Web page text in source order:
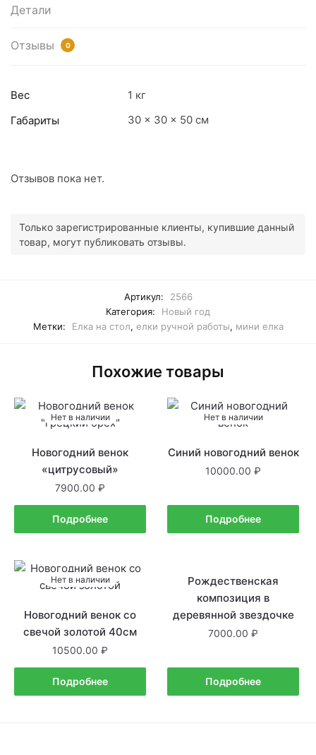
Детали
Отзывы 0
Вес
1 кг
Габариты
30 × 30 × 50 см
Отзывов пока нет.
Только зарегистрированные клиенты, купившие данный
товар, могут публиковать отзывы.
Артикул:
2566
Категория:
Новый год
Метки:
Елка на стол, елки ручной работы, мини елка
Похожие товары
Нет в наличии
Новогодний венок
«цитрусовый»
7900.00
Подробнее
Нет в наличии
Синий новогодний венок
10000.00
Подробнее
Нет в наличии
Новогодний венок со
свечой золотой 40см
10500.00
Подробнее
Нет в наличии
Рождественская
композиция в
деревянной звездочке
7000.00
Подробнее